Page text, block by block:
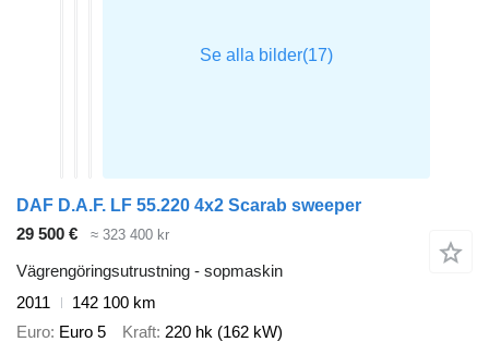
DAF D.A.F. LF 55.220 4x2 Scarab sweeper
29 500 €
≈ 323 400 kr
Vägrengöringsutrustning - sopmaskin
2011
142 100 km
Euro Euro 5 Kraft 220 hk (162 kW)